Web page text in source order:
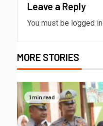
Leave a Reply
You must be logged in
MORE STORIES
1 min read